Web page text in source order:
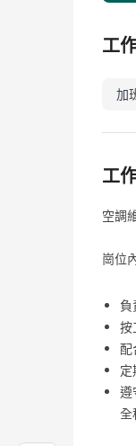
工
加
工
空調
崗位
按
配
遵
全